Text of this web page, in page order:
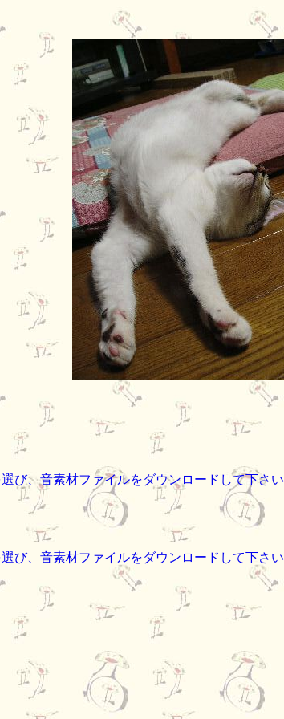
び、音素材ファイルをダウンロードして下さい
び、音素材ファイルをダウンロードして下さい